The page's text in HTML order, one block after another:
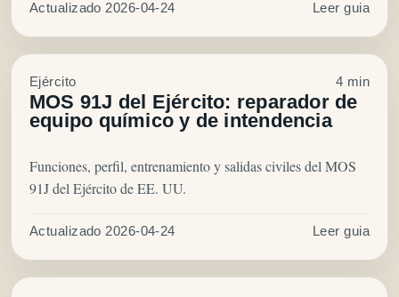
Actualizado 2026-04-24 Leer guia
Ejército 4 min
MOS 91J del Ejército: reparador de
equipo químico y de intendencia
Funciones, perfil, entrenamiento y salidas civiles del MOS
91J del Ejército de EE. UU.
Actualizado 2026-04-24 Leer guia